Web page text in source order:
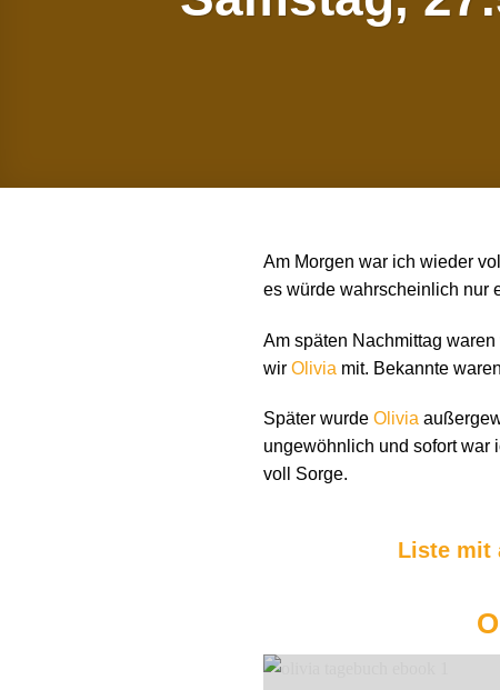
Am Morgen war ich wieder
es würde wahrscheinlich nur
Am späten Nachmittag
wir Olivia mit. Bekannte
Später wurde Olivia
ungewöhnlich und sofort war
voll Sorge.
Liste mit